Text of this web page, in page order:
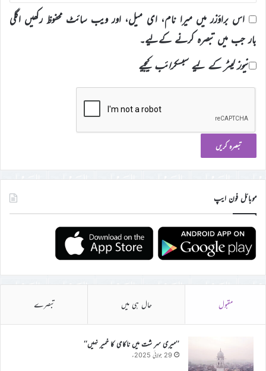
اس براؤزر میں میرا نام، ای میل، اور ویب سائٹ محفوظ رکھیں اگلی
بار جب میں تبصرہ کرنے کےلیے۔
نیوز لیٹر کے لیے سبسکرائب کیجیے
موبائل فون ایپ
مقبول حال ہی میں تبصرے
’’میری سر شت میں ناکامی کا خمیر نہیں‘‘
29 جولائی 2025ء